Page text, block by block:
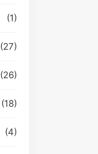
(1)
(27)
(26)
(18)
(4)